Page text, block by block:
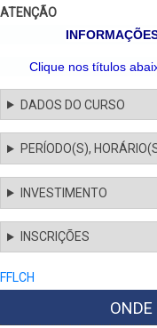
ATENÇÃO
Clique nos títulos
DADOS DO CURSO
PERÍODO(S),
INVESTIMENTO
INSCRIÇÕES
FFLCH